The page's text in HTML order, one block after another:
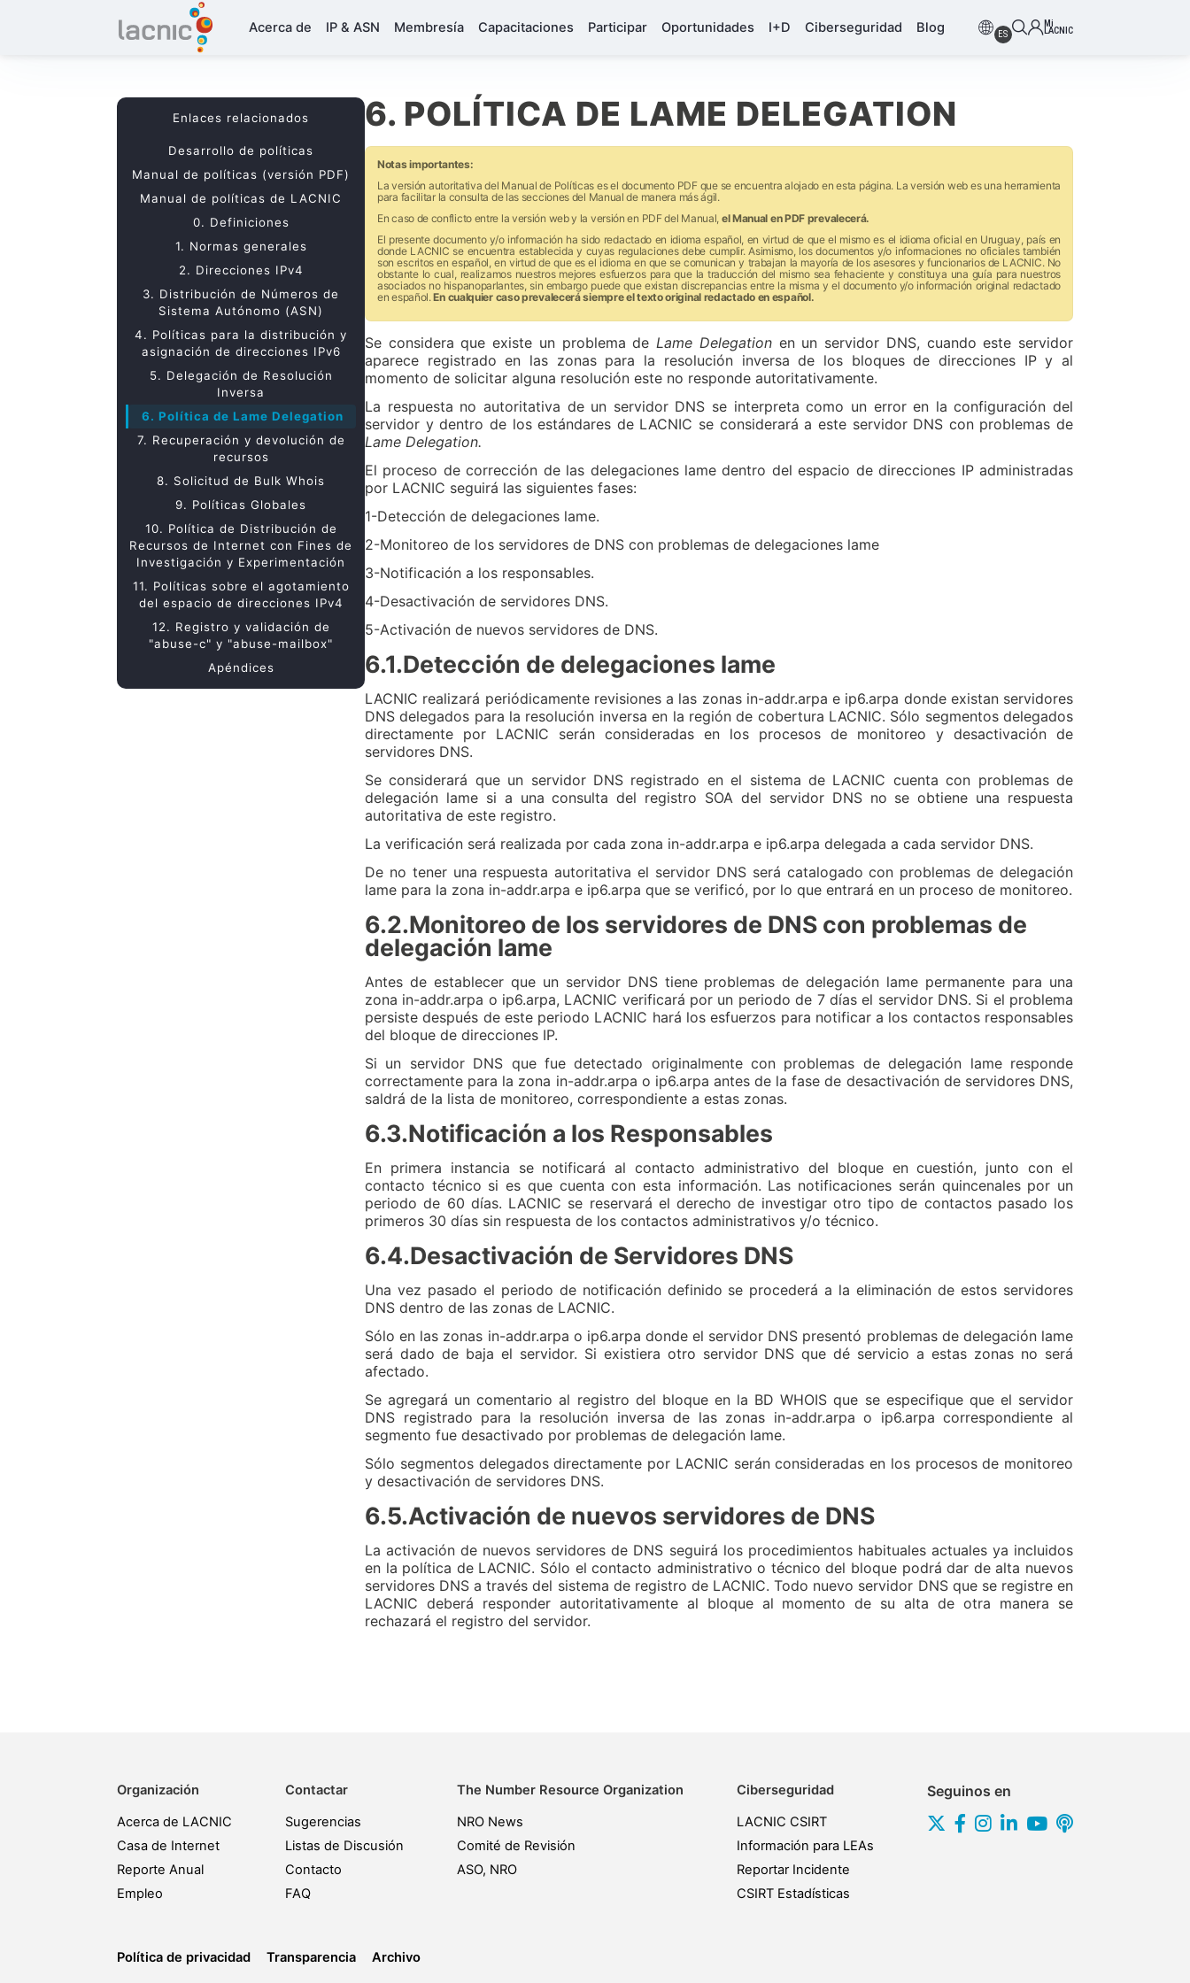
Acerca de IP & ASN Membresía Capacitaciones Participar Oportunidades I+D Ciberseguridad Blog ES
Mi
LACNIC
6. POLÍTICA DE LAME DELEGATION
Notas importantes:
La versión autoritativa del Manual de Políticas es el documento PDF que se encuentra alojado en esta página. La versión web es una herramienta
para facilitar la consulta de las secciones del Manual de manera más ágil.
En caso de conflicto entre la versión web y la versión en PDF del Manual, el Manual en PDF prevalecerá.
­El presente documento y/o información ha sido redactado en idioma español, en virtud de que el mismo es el idioma oficial en Uruguay, país en
donde LACNIC se encuentra establecida y cuyas regulaciones debe cumplir. Asimismo, los documentos y/o informaciones no oficiales también
son escritos en español, en virtud de que es el idioma en que se comunican y trabajan la mayoría de los asesores y funcionarios de LACNIC. No
obstante lo cual, realizamos nuestros mejores esfuerzos para que la traducción del mismo sea fehaciente y constituya una guía para nuestros
asociados no hispanoparlantes, sin embargo puede que existan discrepancias entre la misma y el documento y/o información original redactado
en español.En cualquier caso prevalecerá siempre el texto original redactado en español.
Se considera que existe un problema deLame Delegationen un servidor DNS, cuando este servidor
aparece registrado en las zonas para la resolución inversa de los bloques de direcciones IP y al
momento de solicitar alguna resolución este no responde autoritativamente.
La respuesta no autoritativa de un servidor DNS se interpreta como un error en la configuración del
servidor y dentro de los estándares de LACNIC se considerará a este servidor DNS con problemas de
Lame Delegation.
El proceso de corrección de las delegaciones lame dentro del espacio de direcciones IP administradas
por LACNIC seguirá las siguientes fases:
1-Detección de delegaciones lame.
2-Monitoreo de los servidores de DNS con problemas de delegaciones lame
3-Notificación a los responsables.
4-Desactivación de servidores DNS.
5-Activación de nuevos servidores de DNS.
6.1.Detección de delegaciones lame
LACNIC realizará periódicamente revisiones a las zonas in-addr.arpa e ip6.arpa donde existan servidores
DNS delegados para la resolución inversa en la región de cobertura LACNIC. Sólo segmentos delegados
directamente por LACNIC serán consideradas en los procesos de monitoreo y desactivación de
servidores DNS.
Se considerará que un servidor DNS registrado en el sistema de LACNIC cuenta con problemas de
delegación lame si a una consulta del registro SOA del servidor DNS no se obtiene una respuesta
autoritativa de este registro.
La verificación será realizada por cada zona in-addr.arpa e ip6.arpa delegada a cada servidor DNS.
De no tener una respuesta autoritativa el servidor DNS será catalogado con problemas de delegación
lame para la zona in-addr.arpa e ip6.arpa que se verificó, por lo que entrará en un proceso de monitoreo.
6.2.Monitoreo de los servidores de DNS con problemas de
delegación lame
Antes de establecer que un servidor DNS tiene problemas de delegación lame permanente para una
zona in-addr.arpa o ip6.arpa, LACNIC verificará por un periodo de 7 días el servidor DNS. Si el problema
persiste después de este periodo LACNIC hará los esfuerzos para notificar a los contactos responsables
del bloque de direcciones IP.
Si un servidor DNS que fue detectado originalmente con problemas de delegación lame responde
correctamente para la zona in-addr.arpa o ip6.arpa antes de la fase de desactivación de servidores DNS,
saldrá de la lista de monitoreo, correspondiente a estas zonas.
6.3.Notificación a los Responsables
En primera instancia se notificará al contacto administrativo del bloque en cuestión, junto con el
contacto técnico si es que cuenta con esta información. Las notificaciones serán quincenales por un
periodo de 60 días. LACNIC se reservará el derecho de investigar otro tipo de contactos pasado los
primeros 30 días sin respuesta de los contactos administrativos y/o técnico.
6.4.Desactivación de Servidores DNS
Una vez pasado el periodo de notificación definido se procederá a la eliminación de estos servidores
DNS dentro de las zonas de LACNIC.
Sólo en las zonas in-addr.arpa o ip6.arpa donde el servidor DNS presentó problemas de delegación lame
será dado de baja el servidor. Si existiera otro servidor DNS que dé servicio a estas zonas no será
afectado.
Se agregará un comentario al registro del bloque en la BD WHOIS que se especifique que el servidor
DNS registrado para la resolución inversa de las zonas in-addr.arpa o ip6.arpa correspondiente al
segmento fue desactivado por problemas de delegación lame.
Sólo segmentos delegados directamente por LACNIC serán consideradas en los procesos de monitoreo
y desactivación de servidores DNS.
6.5.Activación de nuevos servidores de DNS
La activación de nuevos servidores de DNS seguirá los procedimientos habituales actuales ya incluidos
en la política de LACNIC. Sólo el contacto administrativo o técnico del bloque podrá dar de alta nuevos
servidores DNS a través del sistema de registro de LACNIC. Todo nuevo servidor DNS que se registre en
LACNIC deberá responder autoritativamente al bloque al momento de su alta de otra manera se
rechazará el registro del servidor.
Enlaces relacionados
Desarrollo de políticas
Manual de políticas (versión PDF)
Manual de políticas de LACNIC
0. Definiciones
1. Normas generales
2. Direcciones IPv4
3. Distribución de Números de
Sistema Autónomo (ASN)
4. Políticas para la distribución y
asignación de direcciones IPv6
5. Delegación de Resolución
Inversa
6. Política de Lame Delegation
7. Recuperación y devolución de
recursos
8. Solicitud de Bulk Whois
9. Políticas Globales
10. Política de Distribución de
Recursos de Internet con Fines de
Investigación y Experimentación
11. Políticas sobre el agotamiento
del espacio de direcciones IPv4
12. Registro y validación de
"abuse-c" y "abuse-mailbox"
Apéndices
Organización
Acerca de LACNIC
Casa de Internet
Reporte Anual
Empleo
Contactar
Sugerencias
Listas de Discusión
Contacto
FAQ
The Number Resource Organization
NRO News
Comité de Revisión
ASO, NRO
Ciberseguridad
LACNIC CSIRT
Información para LEAs
Reportar Incidente
CSIRT Estadísticas
Política de privacidad Transparencia Archivo
Seguinos en